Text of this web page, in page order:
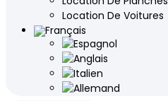
Location De Voitures